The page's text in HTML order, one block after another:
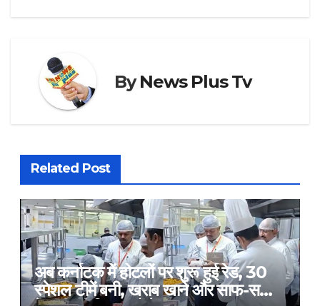
ByNews Plus Tv
Related Post
अब कर्नाटक में होटलों पर शुरू हुई रेड, 30
स्पेशल टीमें बनी, खराब खाने और साफ-सफाई